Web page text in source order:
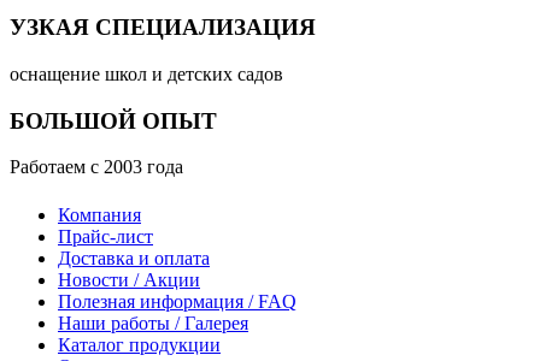
УЗКАЯ СПЕЦИАЛИЗАЦИЯ
оснащение школ и детских садов
БОЛЬШОЙ ОПЫТ
Работаем с 2003 года
Компания
Прайс-лист
Доставка и оплата
Новости / Акции
Полезная информация / FAQ
Наши работы / Галерея
Каталог продукции